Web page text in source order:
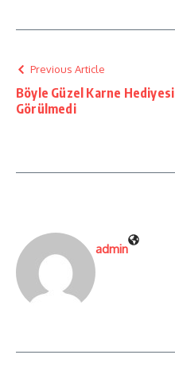
Previous Article
Böyle Güzel Karne Hediyesi
Görülmedi
admin